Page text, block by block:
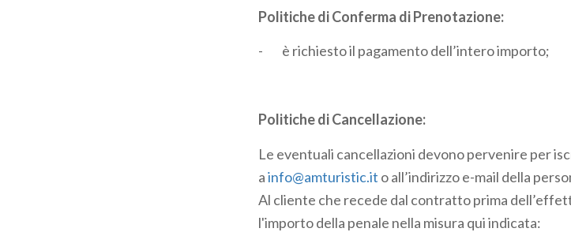
Politiche di Conferma di Prenotazione:
-
è richiesto il pagamento dell’intero importo;
Politiche di Cancellazione:
Le eventuali cancellazioni devono pervenire per
ainfo@amturistic.it o all’indirizzo e-mail della
Al cliente che recede dal contratto prima
l'importo della penale nella misura qui indicata: